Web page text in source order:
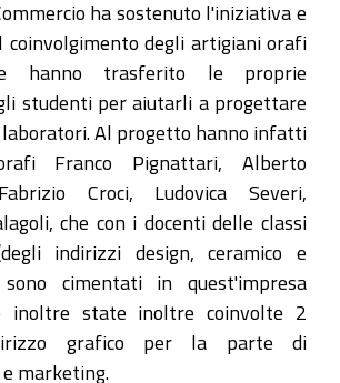
ha sostenuto l'iniziativa e
coinvolgimento degli artigiani orafi
hanno trasferito le proprie
studenti per aiutarli a progettare
Al progetto hanno infatti
Franco Pignattari, Alberto
Croci, Ludovica Severi,
che con i docenti delle classi
indirizzi design, ceramico e
cimentati in quest'impresa
inoltre state inoltre coinvolte 2
grafico per la parte di
marketing.